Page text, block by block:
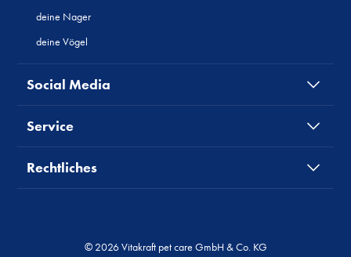
deine Nager
deine Vögel
Social Media
Service
Rechtliches
© 2026 Vitakraft pet care GmbH & Co. KG